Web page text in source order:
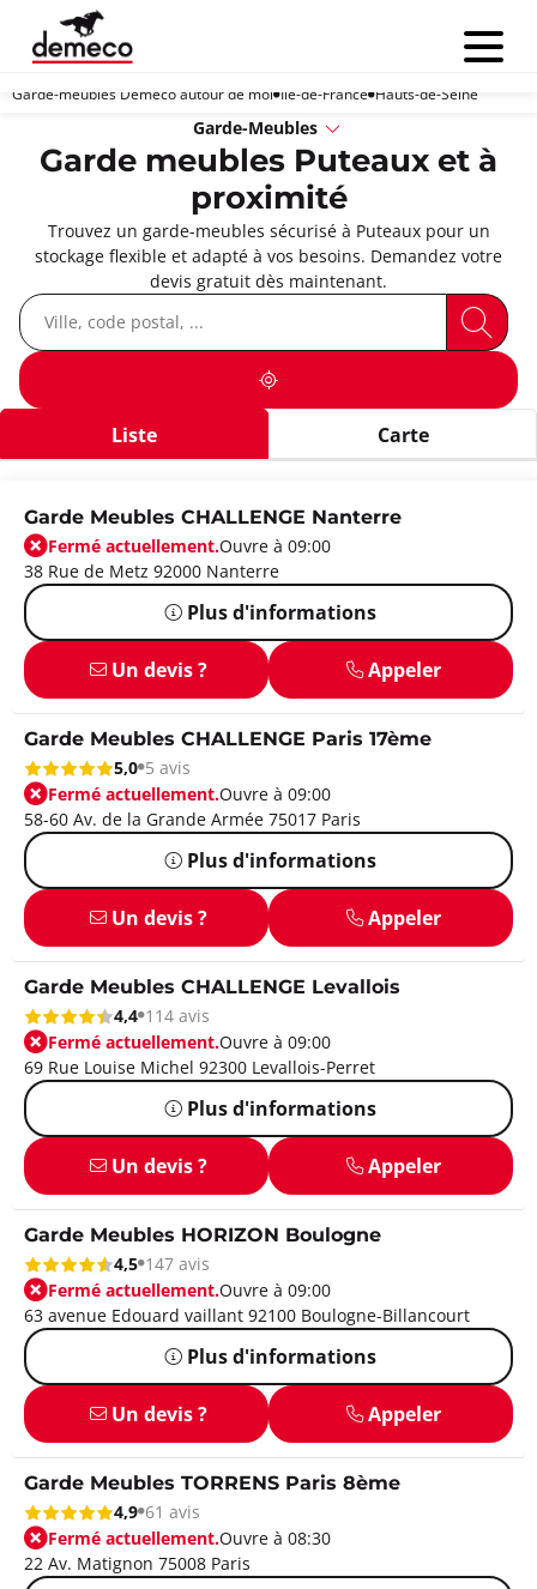
Menu
Garde-meubles Demeco autour de moi Île-de-France Hauts-de-Seine
Garde-Meubles
Garde meubles Puteaux et à
proximité
Trouvez un garde-meubles sécurisé à Puteaux pour un
stockage flexible et adapté à vos besoins. Demandez votre
devis gratuit dès maintenant.
Liste Carte
Garde Meubles CHALLENGE Nanterre
Fermé actuellement.Ouvre à 09:00
38 Rue de Metz 92000 Nanterre
Plus d'informations
Un devis ? Appeler
Garde Meubles CHALLENGE Paris 17ème
5,0 5 avis
Fermé actuellement.Ouvre à 09:00
58-60 Av. de la Grande Armée 75017 Paris
Plus d'informations
Un devis ? Appeler
Garde Meubles CHALLENGE Levallois
4,4 114 avis
Fermé actuellement.Ouvre à 09:00
69 Rue Louise Michel 92300 Levallois-Perret
Plus d'informations
Un devis ? Appeler
Garde Meubles HORIZON Boulogne
4,5 147 avis
Fermé actuellement.Ouvre à 09:00
63 avenue Edouard vaillant 92100 Boulogne-Billancourt
Plus d'informations
Un devis ? Appeler
Garde Meubles TORRENS Paris 8ème
4,9 61 avis
Fermé actuellement.Ouvre à 08:30
22 Av. Matignon 75008 Paris